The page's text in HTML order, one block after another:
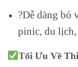
?Dễ dàng bỏ
pinic, du
Tối Ưu Về